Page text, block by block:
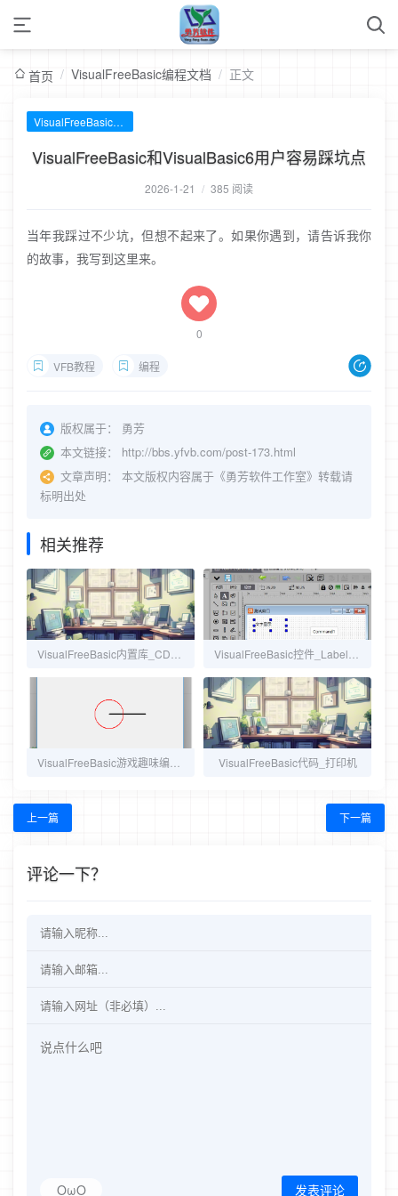
首页 / VisualFreeBasic编程文档 / 正文
VisualFreeBasic编程文档
VisualFreeBasic和VisualBasic6用户容易踩坑点
2026-1-21 / 385 阅读
当年我踩过不少坑，但想不起来了。如果你遇到，请告诉我你
的故事，我写到这里来。
0
VFB教程 编程
版权属于：
勇芳
本文链接：
http://bbs.yfvb.com/post-173.html
文章声明：
本文版权内容属于《勇芳软件工作室》转载请
标明出处
相关推荐
VisualFreeBasic代码_打印机
上一篇 下一篇
评论一下？
OωO 发表评论